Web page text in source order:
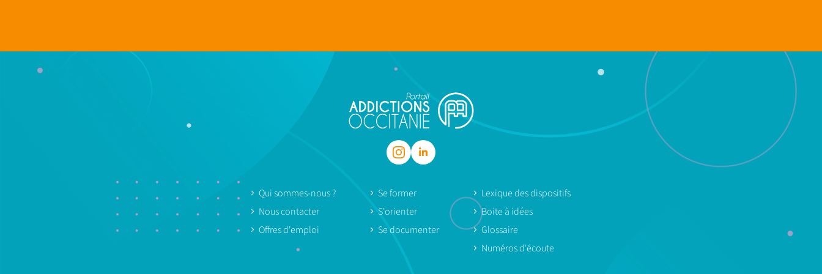
Qui sommes-nous ?
Nous contacter
Offres d'emploi
Se former
S'orienter
Se documenter
Lexique des dispositifs
Boite à idées
Glossaire
Numéros d'écoute